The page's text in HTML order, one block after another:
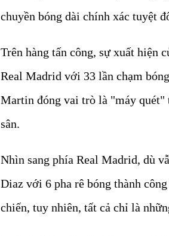
chuyền bóng dài chính xác tuyệt
Trên hàng tấn công, sự xuất hiện
Real Madrid với 33 lần chạm
Martin đóng vai trò là "máy quét"
sân.
Nhìn sang phía Real Madrid, dù
Diaz với 6 pha rê bóng thành
chiến, tuy nhiên, tất cả chỉ là